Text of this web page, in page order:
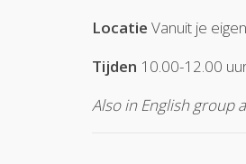
Locatie Vanuit je
Tijden 10.00-12.00
Also in English group